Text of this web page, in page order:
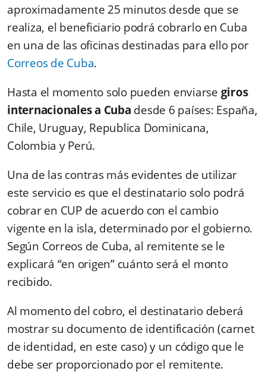
aproximadamente 25 minutos desde que se
realiza, el beneficiario podrá cobrarlo en Cuba
en una de las oficinas destinadas para ello por
Correos de Cuba.
Hasta el momento solo pueden enviarse giros
internacionales a Cuba desde 6 países: España,
Chile, Uruguay, Republica Dominicana,
Colombia y Perú.
Una de las contras más evidentes de utilizar
este servicio es que el destinatario solo podrá
cobrar en CUP de acuerdo con el cambio
vigente en la isla, determinado por el gobierno.
Según Correos de Cuba, al remitente se le
explicará “en origen” cuánto será el monto
recibido.
Al momento del cobro, el destinatario deberá
mostrar su documento de identificación (carnet
de identidad, en este caso) y un código que le
debe ser proporcionado por el remitente.